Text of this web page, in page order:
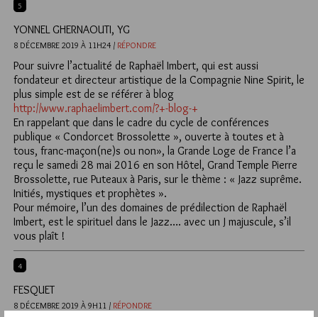
5
YONNEL GHERNAOUTI, YG
8 DÉCEMBRE 2019 À 11H24 / RÉPONDRE
Pour suivre l’actualité de Raphaël Imbert, qui est aussi
fondateur et directeur artistique de la Compagnie Nine Spirit, le
plus simple est de se référer à blog
http://www.raphaelimbert.com/?+-blog-+
En rappelant que dans le cadre du cycle de conférences
publique « Condorcet Brossolette », ouverte à toutes et à
tous, franc-maçon(ne)s ou non», la Grande Loge de France l’a
reçu le samedi 28 mai 2016 en son Hôtel, Grand Temple Pierre
Brossolette, rue Puteaux à Paris, sur le thème : « Jazz suprême.
Initiés, mystiques et prophètes ».
Pour mémoire, l’un des domaines de prédilection de Raphaël
Imbert, est le spirituel dans le Jazz…. avec un J majuscule, s’il
vous plaît !
4
FESQUET
8 DÉCEMBRE 2019 À 9H11 / RÉPONDRE